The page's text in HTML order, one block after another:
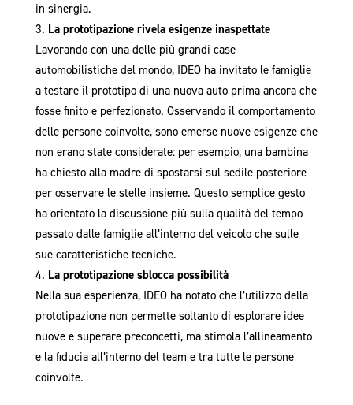
in sinergia.
La prototipazione rivela esigenze inaspettate
Lavorando con una delle più grandi case
automobilistiche del mondo, IDEO ha invitato le famiglie
a testare il prototipo di una nuova auto prima ancora che
fosse finito e perfezionato. Osservando il comportamento
delle persone coinvolte, sono emerse nuove esigenze che
non erano state considerate: per esempio, una bambina
ha chiesto alla madre di spostarsi sul sedile posteriore
per osservare le stelle insieme. Questo semplice gesto
ha orientato la discussione più sulla qualità del tempo
passato dalle famiglie all’interno del veicolo che sulle
sue caratteristiche tecniche.
La prototipazione sblocca possibilità
Nella sua esperienza, IDEO ha notato che l’utilizzo della
prototipazione non permette soltanto di esplorare idee
nuove e superare preconcetti, ma stimola l’allineamento
e la fiducia all’interno del team e tra tutte le persone
coinvolte.